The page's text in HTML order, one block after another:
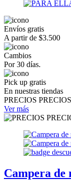
Envíos gratis
A partir de $3.500
Cambios
Por 30 días.
Pick up gratis
En nuestras tiendas
PRECIOS
Ver más
Campera de